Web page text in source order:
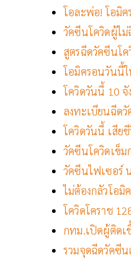
โอละพ่อ! โอมิ
วัคซีนโควิดผู้ไม่
สูตรฉีดวัคซีนโค
โอมิครอนวันนี้
โควิดวันนี้ 10 จั
ลงทะเบียนฉีด
โควิดวันนี้ เสีย
วัคซีนโควิดเข็ม
วัคซีนไฟเซอร์
ไม่ต้องกลัวโอ
โควิดโคราช
กทม.เปิดผู้ติดเ
รวมจุดฉีดวัคซี